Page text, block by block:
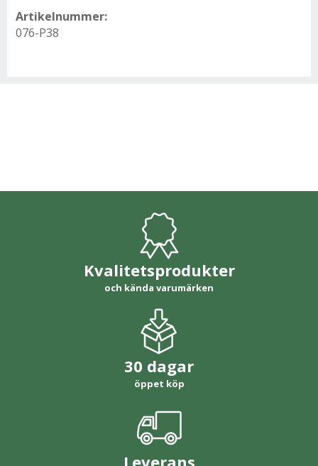
Artikelnummer:
076-P38
Kvalitetsprodukter
och kända varumärken
30 dagar
öppet köp
Leverans